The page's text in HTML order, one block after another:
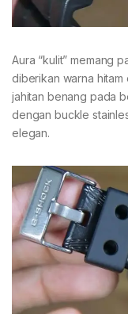
Aura “kulit” memang
diberikan warna
jahitan benang pada
dengan buckle
elegan.